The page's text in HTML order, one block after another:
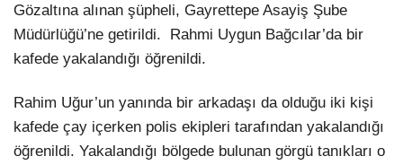
Gözaltına alınan şüpheli, Gayrettepe Asayiş Şube
Müdürlüğü’ne getirildi. Rahmi Uygun Bağcılar’da bir
kafede yakalandığı öğrenildi.
Rahim Uğur’un yanında bir arkadaşı da olduğu iki kişi
kafede çay içerken polis ekipleri tarafından yakalandığı
öğrenildi. Yakalandığı bölgede bulunan görgü tanıkları o